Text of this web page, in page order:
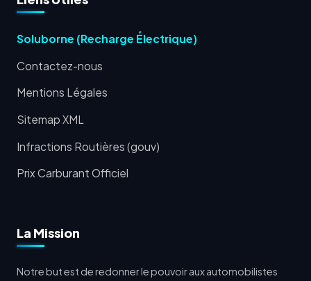
Soluborne (Recharge Électrique)
Contactez-nous
Mentions Légales
Sitemap XML
Infractions Routières (gouv)
Prix Carburant Officiel
La Mission
Notre but est de redonner le pouvoir aux automobilistes